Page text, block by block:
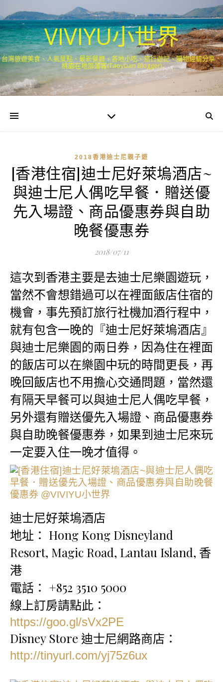
VIVIYU小世界
台灣旅遊美食、人氣景點、最新餐廳、各地小吃、旅行遊記、購物經驗分享．
桃園在地部落客(Taoyuan Blogger)
2018香港迪士尼親子遊
[香港住宿]迪士尼好萊塢酒店~
與迪士尼人偶吃早餐．贈送優
先入場證、商品優惠券與自助
晚餐優惠券
2018/07/11
這次到香港主要是去迪士尼樂園遊玩，
當然不會想錯過可以在裡面飯店住宿的
機會，事先預訂旅行社機加酒行程中，
就有包含一晚的『迪士尼好萊塢酒店』
與迪士尼樂園的兩日券，因為住在裡面
的飯店可以在樂園中玩的時間更長，再
晚回飯店也不用擔心交通問題，當然還
有隔天早餐可以與迪士尼人偶吃早餐，
另外還有贈送優先入場證、商品優惠券
與自助晚餐優惠券，如果到迪士尼來玩
一定要入住一晚才值得。
迪士尼好萊塢酒店
地址： Hong Kong Disneyland
Resort, Magic Road, Lantau Island, 香
港
電話： +852 3510 5000
線上訂房請點此：
https://goo.gl/sVx2PE
Disney Store 迪士尼網路商店：
http://tinyurl.com/yj75z6ux